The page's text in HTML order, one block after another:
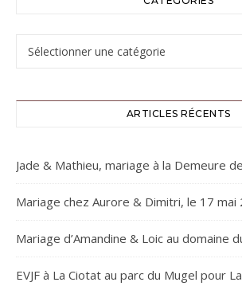
Catégories
ARTICLES RÉCENTS
Jade & Mathieu, mariage à la Demeure
Mariage chez Aurore & Dimitri, le 17 mai
Mariage d’Amandine & Loic au domaine
EVJF à La Ciotat au parc du Mugel pour